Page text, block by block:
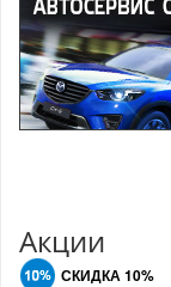
Акции
СКИДКА 10%